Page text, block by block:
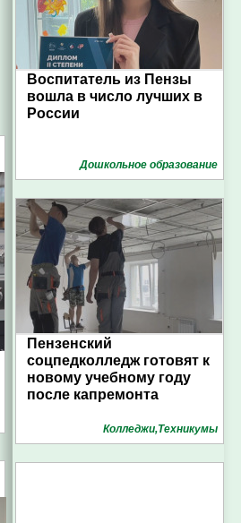
Воспитатель из Пензы
вошла в число лучших в
России
Дошкольное образование
Пензенский
соцпедколледж готовят к
новому учебному году
после капремонта
Колледжи,Техникумы